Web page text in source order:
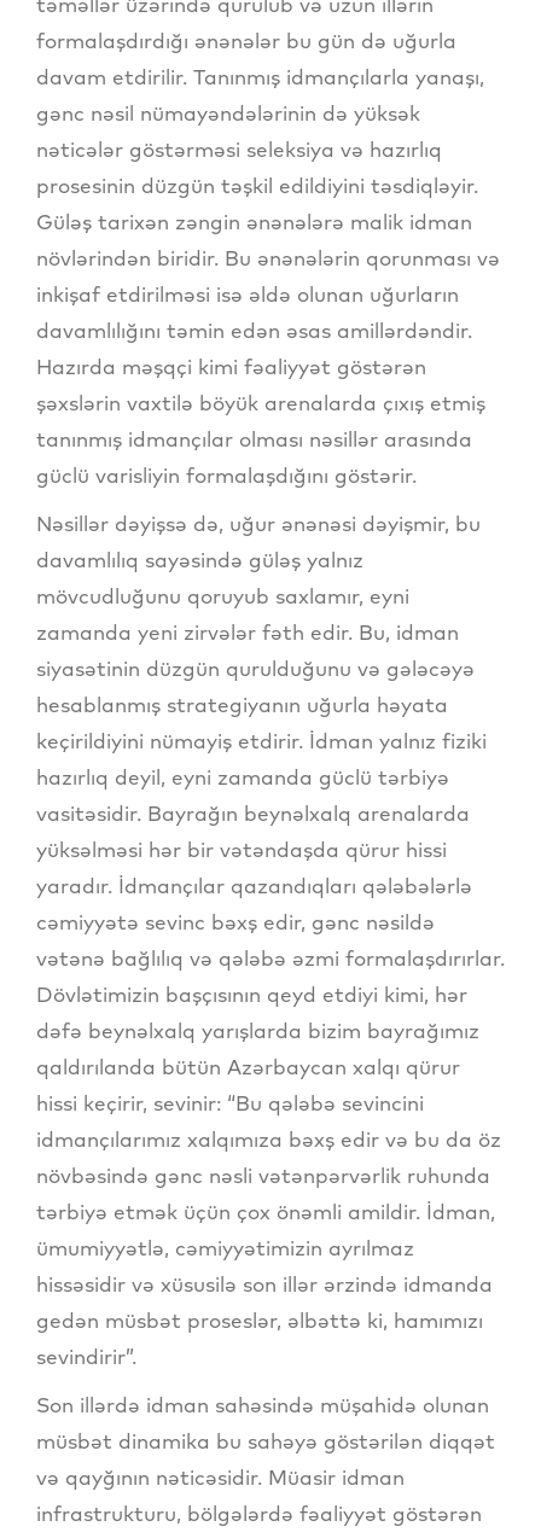
formalaşdırdığı ənənələr bu gün də uğurla
davam etdirilir. Tanınmış idmançılarla yanaşı,
gənc nəsil nümayəndələrinin də yüksək
nəticələr göstərməsi seleksiya və hazırlıq
prosesinin düzgün təşkil edildiyini təsdiqləyir.
Güləş tarixən zəngin ənənələrə malik idman
növlərindən biridir. Bu ənənələrin qorunması və
inkişaf etdirilməsi isə əldə olunan uğurların
davamlılığını təmin edən əsas amillərdəndir.
Hazırda məşqçi kimi fəaliyyət göstərən
şəxslərin vaxtilə böyük arenalarda çıxış etmiş
tanınmış idmançılar olması nəsillər arasında
güclü varisliyin formalaşdığını göstərir.
Nəsillər dəyişsə də, uğur ənənəsi dəyişmir, bu
davamlılıq sayəsində güləş yalnız
mövcudluğunu qoruyub saxlamır, eyni
zamanda yeni zirvələr fəth edir. Bu, idman
siyasətinin düzgün qurulduğunu və gələcəyə
hesablanmış strategiyanın uğurla həyata
keçirildiyini nümayiş etdirir. İdman yalnız fiziki
hazırlıq deyil, eyni zamanda güclü tərbiyə
vasitəsidir. Bayrağın beynəlxalq arenalarda
yüksəlməsi hər bir vətəndaşda qürur hissi
yaradır. İdmançılar qazandıqları qələbələrlə
cəmiyyətə sevinc bəxş edir, gənc nəsildə
vətənə bağlılıq və qələbə əzmi formalaşdırırlar.
Dövlətimizin başçısının qeyd etdiyi kimi, hər
dəfə beynəlxalq yarışlarda bizim bayrağımız
qaldırılanda bütün Azərbaycan xalqı qürur
hissi keçirir, sevinir: “Bu qələbə sevincini
idmançılarımız xalqımıza bəxş edir və bu da öz
növbəsində gənc nəsli vətənpərvərlik ruhunda
tərbiyə etmək üçün çox önəmli amildir. İdman,
ümumiyyətlə, cəmiyyətimizin ayrılmaz
hissəsidir və xüsusilə son illər ərzində idmanda
gedən müsbət proseslər, əlbəttə ki, hamımızı
sevindirir”.
Son illərdə idman sahəsində müşahidə olunan
müsbət dinamika bu sahəyə göstərilən diqqət
və qayğının nəticəsidir. Müasir idman
infrastrukturu, bölgələrdə fəaliyyət göstərən